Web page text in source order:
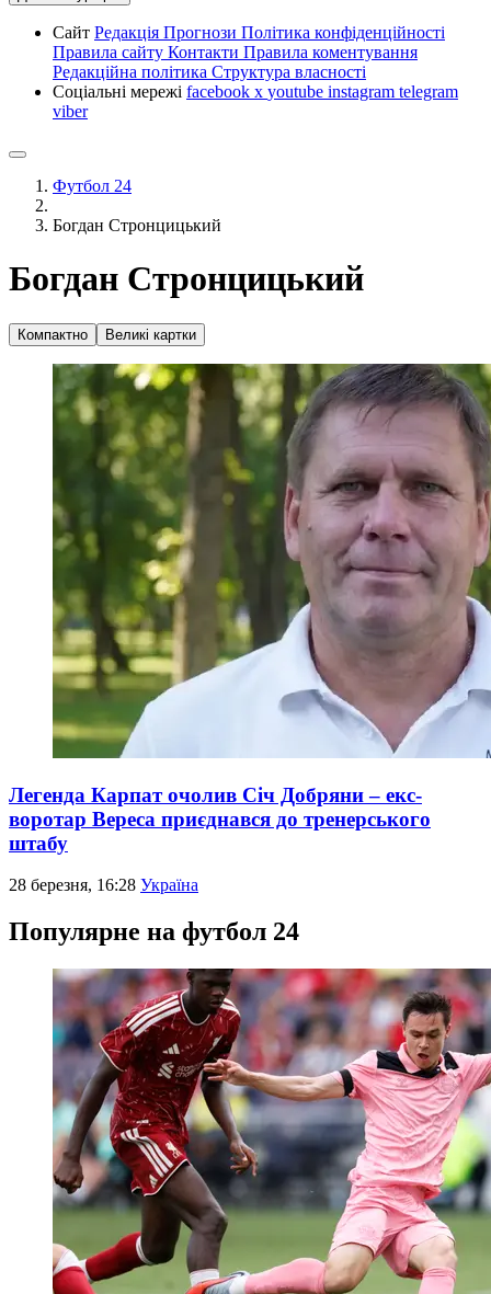
Сайт Редакція Прогнози Політика конфіденційності
Правила сайту Контакти Правила коментування
Редакційна політика Структура власності
Соціальні мережі facebook x youtube instagram telegram
viber
Футбол 24
Богдан Стронцицький
Богдан Стронцицький
Компактно Великі картки
Легенда Карпат очолив Січ Добряни – екс-
воротар Вереса приєднався до тренерського
штабу
28 березня, 16:28 Україна
Популярне на футбол 24